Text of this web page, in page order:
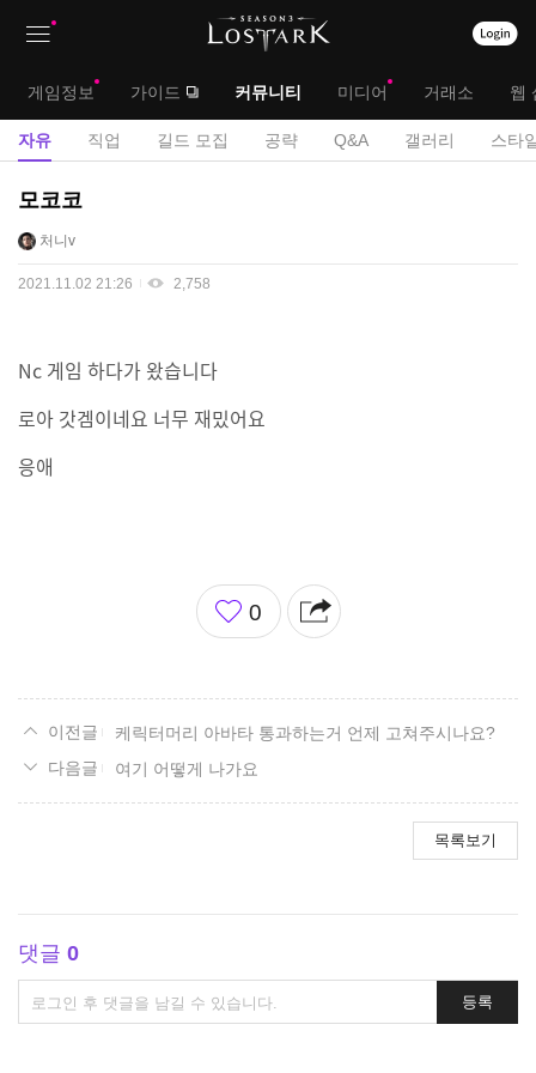
대
메
게임정보 가이드 커뮤니티 미디어 거래소 웹
서
자유 직업 길드 모집 공략 Q&A 갤러리 스타
자
게
모코코
처니v
2021.11.02 21:26 2,758
Nc 게임 하다가 왔습니다
로아 갓겜이네요 너무 재밌어요
응애
좋
아
0
케릭터머리 아바타 통과하는거 언제 고쳐주시나요?
여기 어떻게 나가요
목록보기
댓글 0
댓
글
등록